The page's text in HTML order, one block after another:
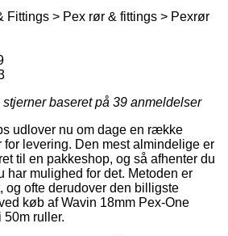
Fittings > Pex rør & fittings > Pexrør
baseret på 39 anmeldelser
udlover nu om dage en række
levering. Den mest almindelige er
til en pakkeshop, og så afhenter du
har mulighed for det. Metoden er
og ofte derudover den billigste
køb af Wavin 18mm Pex-One
50m ruller.